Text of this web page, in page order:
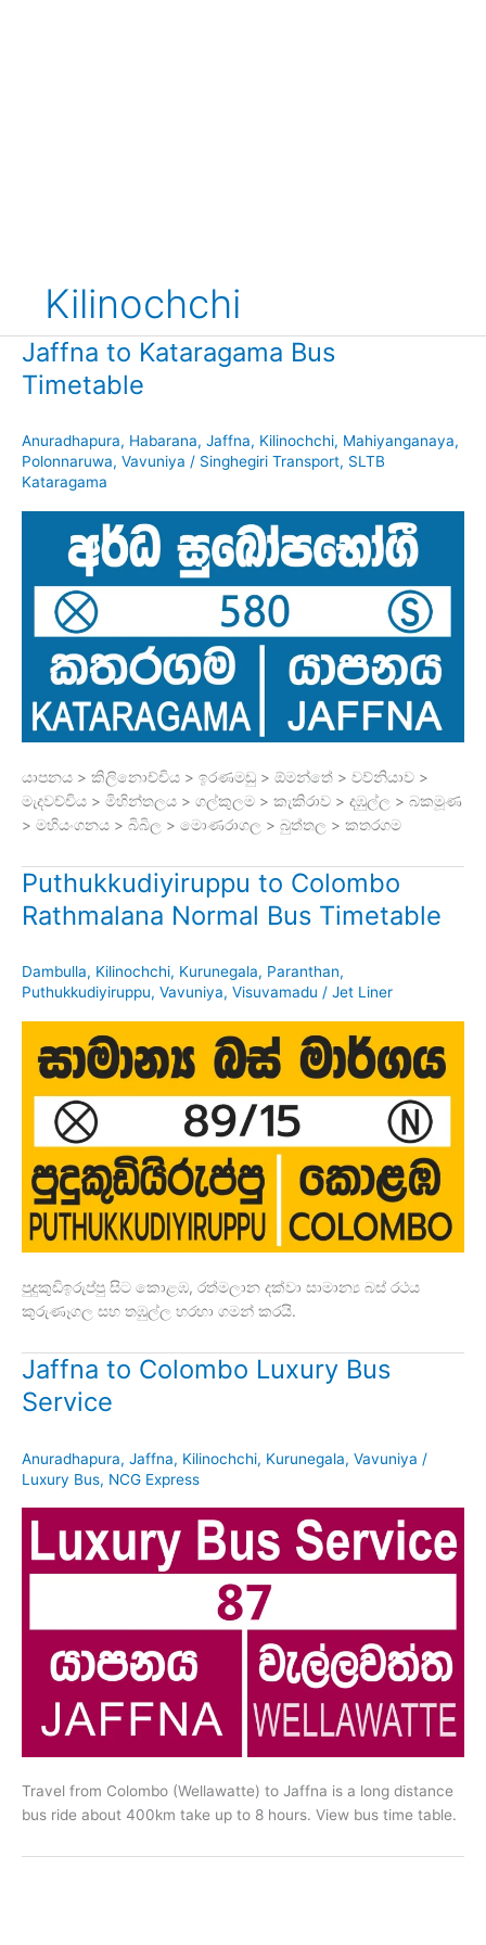
Kilinochchi
Jaffna to Kataragama Bus
Timetable
Anuradhapura, Habarana, Jaffna, Kilinochchi, Mahiyanganaya,
Polonnaruwa, Vavuniya / Singhegiri Transport, SLTB
Kataragama
යාපනය > කිලිනොච්චිය > ඉරණමඩු > ඕමන්තේ > වව්නියාව >
මැදවච්චිය > මිහින්තලය > ගල්කුලම > කැකිරාව > දඹුල්ල > බකමූණ
> මහියංගනය > බිබිල > මොණරාගල > බුත්තල > කතරගම
Puthukkudiyiruppu to Colombo
Rathmalana Normal Bus Timetable
Dambulla, Kilinochchi, Kurunegala, Paranthan,
Puthukkudiyiruppu, Vavuniya, Visuvamadu / Jet Liner
පුදුකුඩිඉරුප්පු සිට කොළඹ, රත්මලාන දක්වා සාමාන්‍ය බස් රථය
කුරුණෑගල සහ තඹුල්ල හරහා ගමන් කරයි.
Jaffna to Colombo Luxury Bus
Service
Anuradhapura, Jaffna, Kilinochchi, Kurunegala, Vavuniya /
Luxury Bus, NCG Express
Travel from Colombo (Wellawatte) to Jaffna is a long distance
bus ride about 400km take up to 8 hours. View bus time table.